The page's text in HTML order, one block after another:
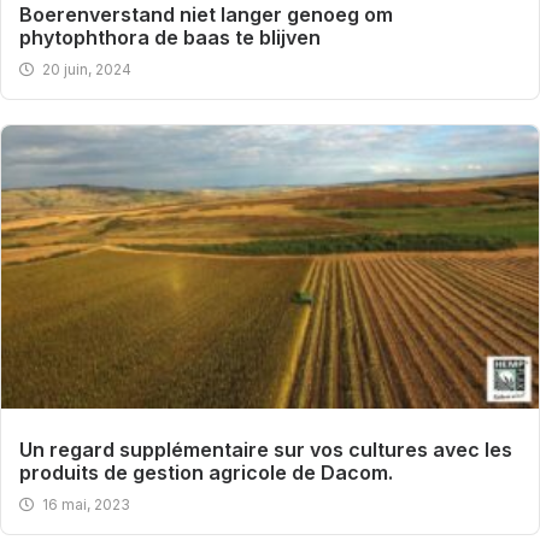
Boerenverstand niet langer genoeg om
phytophthora de baas te blijven
20 juin, 2024
Un regard supplémentaire sur vos cultures avec les
produits de gestion agricole de Dacom.
16 mai, 2023